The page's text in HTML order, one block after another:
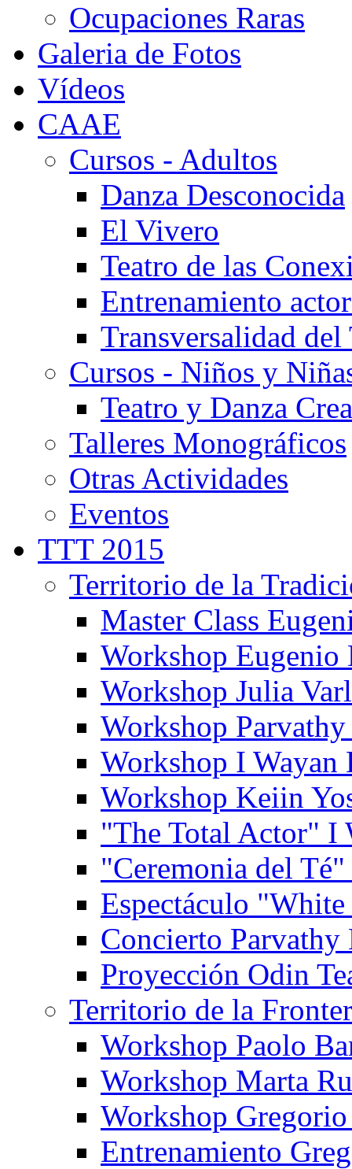
Ocupaciones Raras
Galeria de Fotos
Vídeos
CAAE
Cursos - Adultos
Danza Desconocida
El Vivero
Teatro de las
Entrenamiento
Transversalidad del
Cursos - Niños y
Teatro y Danza
Talleres Monográficos
Otras Actividades
Eventos
TTT 2015
Territorio de la
Master Class
Workshop Eugenio
Workshop Julia
Workshop
Workshop I Wayan
Workshop Keiin
"The Total Actor" I
"Ceremonia del
Espectáculo
Concierto Parvathy
Proyección Odin
Territorio de la
Workshop Paolo
Workshop Marta
Workshop
Entrenamiento